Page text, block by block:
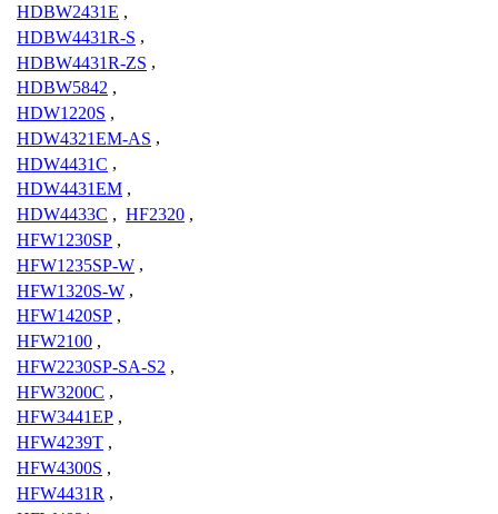
HDBW2431E ,
HDBW4431R-S ,
HDBW4431R-ZS ,
HDBW5842 ,
HDW1220S ,
HDW4321EM-AS ,
HDW4431C ,
HDW4431EM ,
HDW4433C , HF2320 ,
HFW1230SP ,
HFW1235SP-W ,
HFW1320S-W ,
HFW1420SP ,
HFW2100 ,
HFW2230SP-SA-S2 ,
HFW3200C ,
HFW3441EP ,
HFW4239T ,
HFW4300S ,
HFW4431R ,